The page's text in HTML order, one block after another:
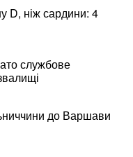
D, ніж сардини: 4
службове
до Варшави